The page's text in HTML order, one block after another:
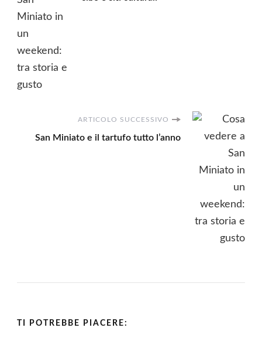
ARTICOLO SUCCESSIVO
San Miniato e il tartufo tutto l’anno
TI POTREBBE PIACERE: